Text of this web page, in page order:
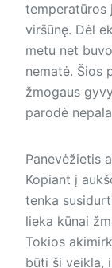
temperatūros
viršūnę. Dėl
metu net
nematė. Šios
žmogaus
parodė
Panevėžietis
Kopiant į
tenka
lieka kūnai
Tokios
būti ši veikla,